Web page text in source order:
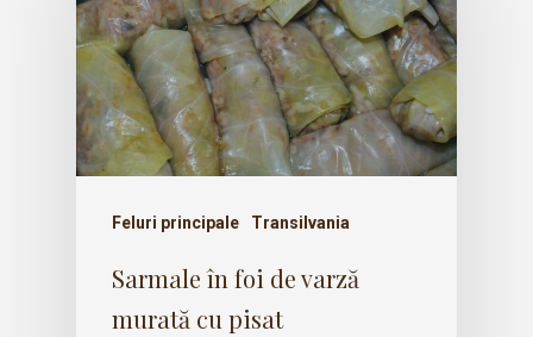
Feluri principale Transilvania
Sarmale în foi de varză
murată cu pisat